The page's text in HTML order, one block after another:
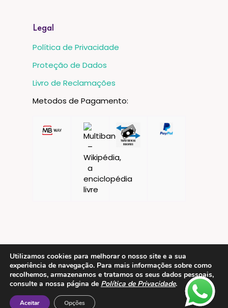
Legal
Política de Privacidade
Proteção de Dados
Livro de Reclamações
Metodos de Pagamento:
Contactos
ESMTC – Escola de Medicina Tradicional
Chinesa
Utilizamos cookies para melhorar o nosso site e a sua
experiência de navegação. Para mais informações sobre como
recolhemos, armazenamos e tratamos os seus dados pessoais,
consulte a nossa página de Política de Privacidade.
Aceitar Opções